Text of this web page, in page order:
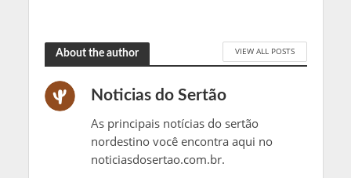
About the author VIEW ALL POSTS
Noticias do Sertão
As principais notícias do sertão
nordestino você encontra aqui no
noticiasdosertao.com.br.